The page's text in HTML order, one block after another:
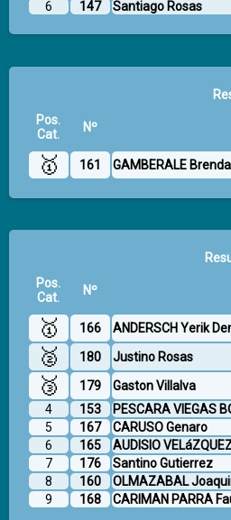
6 147 Santiago Rosas
Pos.
Cat.
Nº
🥇 161 GAMBERALE Brenda
Pos.
Cat.
Nº
🥇 166 ANDERSCH Yerik
🥈 180 Justino Rosas
🥉 179
Gaston Villalva
4
153
PESCARA VIEGAS
5
167
CARUSO Genaro
6
165
AUDISIO
7
176
Santino Gutierrez
8
160
OLMAZABAL
9
168 CARIMAN PARRA